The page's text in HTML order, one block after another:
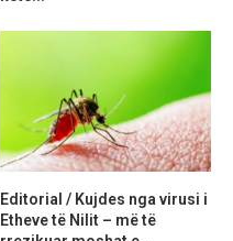
Editorial / Kujdes nga virusi i
Etheve të Nilit – më të